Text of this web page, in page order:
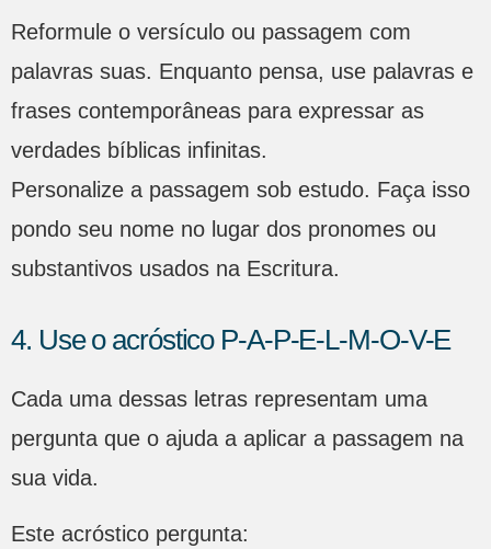
Reformule o versículo ou passagem com
palavras suas. Enquanto pensa, use palavras e
frases contemporâneas para expressar as
verdades bíblicas infinitas.
Personalize a passagem sob estudo. Faça isso
pondo seu nome no lugar dos pronomes ou
substantivos usados na Escritura.
4. Use o acróstico P-A-P-E-L-M-O-V-E
Cada uma dessas letras representam uma
pergunta que o ajuda a aplicar a passagem na
sua vida.
Este acróstico pergunta: